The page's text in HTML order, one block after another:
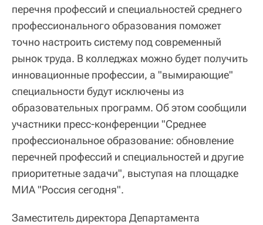
перечня профессий и специальностей среднего
профессионального образования поможет
точно настроить систему под современный
рынок труда. В колледжах можно будет получить
инновационные профессии, а "вымирающие"
специальности будут исключены из
образовательных программ. Об этом сообщили
участники пресс-конференции "Среднее
профессиональное образование: обновление
перечней профессий и специальностей и другие
приоритетные задачи", выступая на площадке
МИА "Россия сегодня".
Заместитель директора Департамента